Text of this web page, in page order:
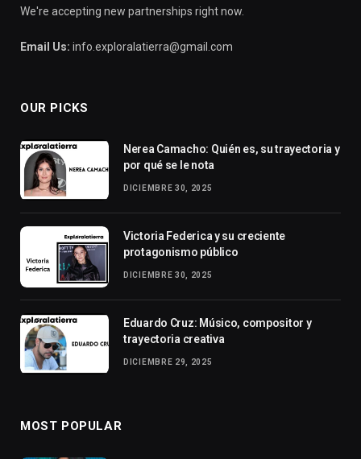
We're accepting new partnerships right now.
Email Us: info.exploralatierra@gmail.com
OUR PICKS
Nerea Camacho: Quién es, su trayectoria y
por qué se le nota
DICIEMBRE 30, 2025
Victoria Federica y su creciente
protagonismo público
DICIEMBRE 30, 2025
Eduardo Cruz: Músico, compositor y
trayectoria creativa
DICIEMBRE 29, 2025
MOST POPULAR